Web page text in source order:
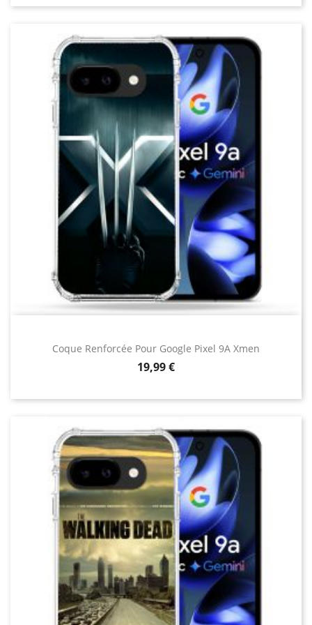
Coque Renforcée Pour Google Pixel 9A Xmen
Prix
19,99 €